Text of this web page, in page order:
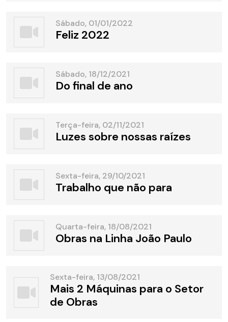
Sábado, 01/01/2022
Feliz 2022
Sábado, 18/12/2021
Do final de ano
Terça-feira, 02/11/2021
Luzes sobre nossas raízes
Sexta-feira, 29/10/2021
Trabalho que não para
Quarta-feira, 18/08/2021
Obras na Linha João Paulo
Sexta-feira, 13/08/2021
Mais 2 Máquinas para o Setor
de Obras